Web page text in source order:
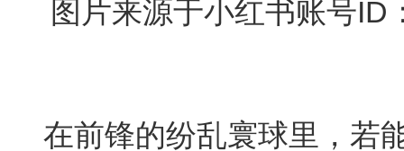
图片来源于小红书账号
在前锋的纷乱寰球里，若